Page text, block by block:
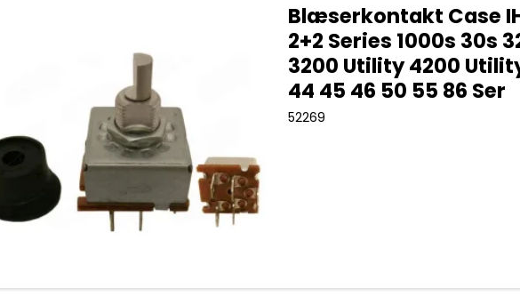
Blæserkontakt Case
2+2 Series 1000s 30s
3200 Utility 4200
44 45 46 50 55 86 Ser
52269